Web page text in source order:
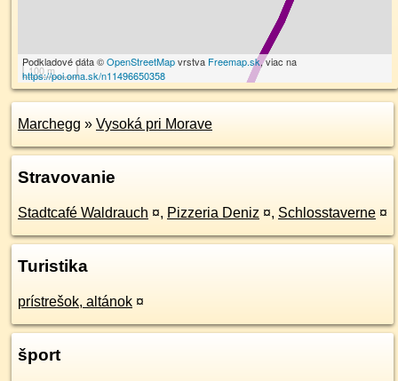
100 m
Podkladové dáta ©OpenStreetMapvrstva Freemap.sk , viac na
https://poi.oma.sk/n11496650358
Marchegg » Vysoká pri Morave
Stravovanie
Stadtcafé Waldrauch ¤, Pizzeria Deniz ¤, Schlosstaverne ¤
Turistika
prístrešok, altánok ¤
šport